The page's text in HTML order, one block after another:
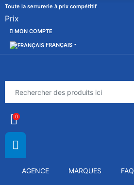
Toute la serrurerie à prix compétitif
Prix
MON COMPTE
FRANÇAIS
0
AGENCE MARQUES FAQ